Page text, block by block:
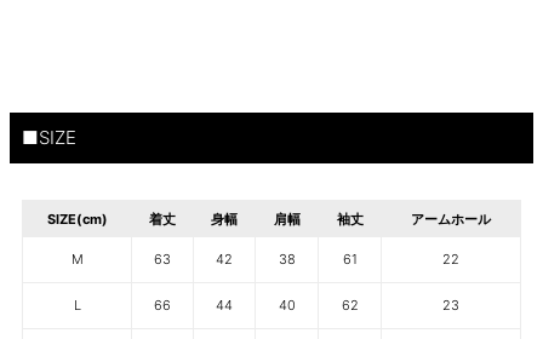
■SIZE
SIZE(cm) 着丈 身幅 肩幅 袖丈 アームホール
M 63 42 38 61 22
L 66 44 40 62 23